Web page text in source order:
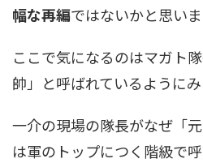
幅な再編ではないかと思いま
ここで気になるのはマガト
帥」と呼ばれているようにみ
一介の現場の隊長がなぜ「
は軍のトップにつく階級で呼